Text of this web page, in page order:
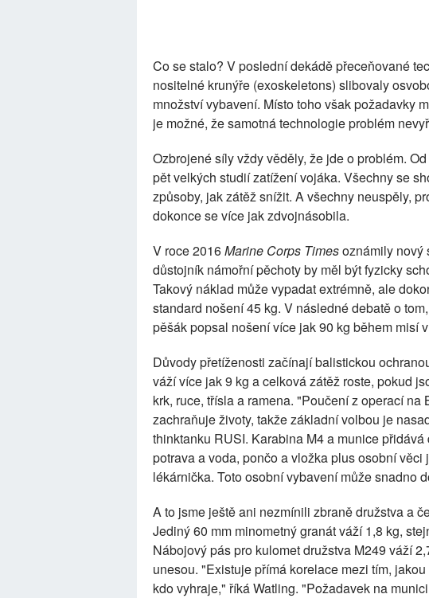
Co se stalo? V poslední dekádě přeceňované
nositelné krunýře (exoskeletons) slibovaly
množství vybavení. Místo toho však požadavky
je možné, že samotná technologie problém
Ozbrojené síly vždy věděly, že jde o problém.
pět velkých studií zatížení vojáka. Všechny se
způsoby, jak zátěž snížit. A všechny neuspěly,
dokonce se více jak zdvojnásobila.
V roce 2016Marine Corps Timesoznámily nový
důstojník námořní pěchoty by měl být fyzicky
Takový náklad může vypadat extrémně, ale
standard nošení 45 kg. V následné debatě o
pěšák popsal nošení více jak 90 kg během misí
Důvody přetíženosti začínají balistickou
váží více jak 9 kg a celková zátěž roste, pokud
krk, ruce, třísla a ramena. "Poučení z operací
zachraňuje životy, takže základní volbou je
thinktanku RUSI. Karabina M4 a munice
potrava a voda, pončo a vložka plus osobní
lékárnička. Toto osobní vybavení může snadno
A to jsme ještě ani nezmínili zbraně družstva a
Jediný 60 mm minometný granát váží 1,8 kg,
Nábojový pás pro kulomet družstva M249 váží
unesou. "Existuje přímá korelace mezi tím,
kdo vyhraje," říká Watling. "Požadavek na